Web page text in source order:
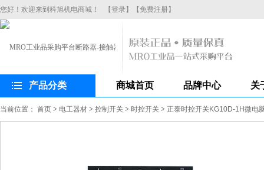
您好！欢迎来到科旭机电商城！ 【登录】 【免费注册】
产品分类 商城首页 品牌中心 关
当前位置： 首页 > 电工器材 > 控制开关 > 时控开关 > 正泰时控开关KG10D-1H微电